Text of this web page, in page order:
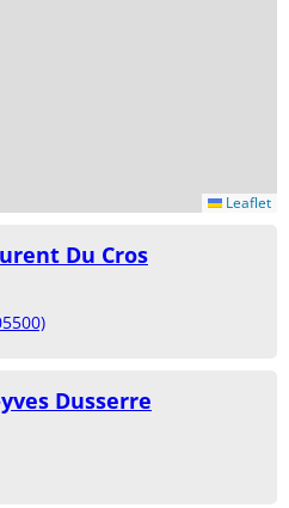
Leaflet
Du Cros
Dusserre